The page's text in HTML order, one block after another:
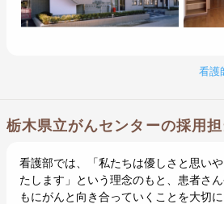
看護
栃木県立がんセンターの採用
看護部では、「私たちは優しさと思い
たします」という理念のもと、患者さ
もにがんと向き合っていくことを大切